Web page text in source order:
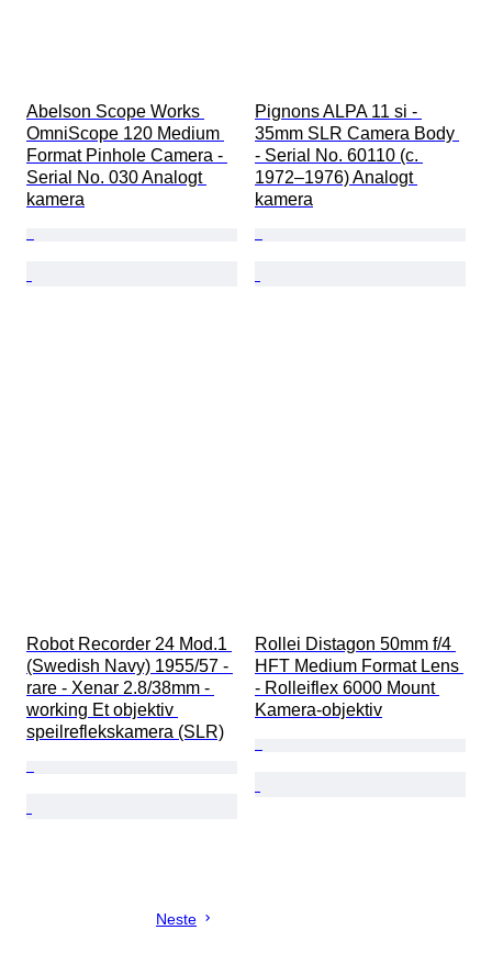
Abelson Scope Works
OmniScope 120 Medium
Format Pinhole Camera -
Serial No. 030 Analogt
kamera
Pignons ALPA 11 si -
35mm SLR Camera Body
- Serial No. 60110 (c.
1972–1976) Analogt
kamera
Robot Recorder 24 Mod.1
(Swedish Navy) 1955/57 -
rare - Xenar 2.8/38mm -
working Et objektiv
speilreflekskamera (SLR)
Rollei Distagon 50mm f/4
HFT Medium Format Lens
- Rolleiflex 6000 Mount
Kamera-objektiv
Neste